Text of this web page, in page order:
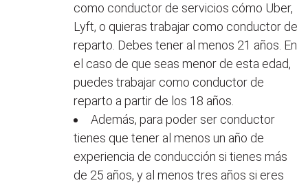
como conductor de servicios cómo Uber,
Lyft, o quieras trabajar como conductor de
reparto. Debes tener al menos 21 años. En
el caso de que seas menor de esta edad,
puedes trabajar como conductor de
reparto a partir de los 18 años.
Además, para poder ser conductor
tienes que tener al menos un año de
experiencia de conducción si tienes más
de 25 años, y al menos tres años si eres